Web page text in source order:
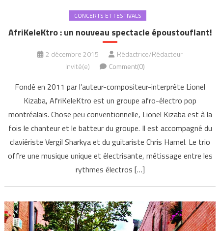
CONCERTS ET FESTIVALS
AfriKeleKtro : un nouveau spectacle époustouflant!
2 décembre 2015
Rédactrice/Rédacteur
Invité(e)
Comment(0)
Fondé en 2011 par l’auteur-compositeur-interprète Lionel
Kizaba, AfriKeleKtro est un groupe afro-électro pop
montréalais. Chose peu conventionnelle, Lionel Kizaba est à la
fois le chanteur et le batteur du groupe. Il est accompagné du
claviériste Vergil Sharkya et du guitariste Chris Hamel. Le trio
offre une musique unique et électrisante, métissage entre les
rythmes électros […]